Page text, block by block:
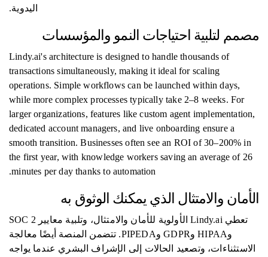
اليدوية.
مصمم لتلبية احتياجات النمو والمؤسسات
Lindy.ai's architecture is designed to handle thousands of
transactions simultaneously, making it ideal for scaling
operations. Simple workflows can be launched within days,
while more complex processes typically take 2–8 weeks. For
larger organizations, features like custom agent implementation,
dedicated account managers, and live onboarding ensure a
smooth transition. Businesses often see an ROI of 30–200% in
the first year, with knowledge workers saving an average of 26
minutes per day thanks to automation.
الأمان والامتثال الذي يمكنك الوثوق به
تعطي Lindy.ai الأولوية للأمان والامتثال، وتلبية معايير SOC 2
وHIPAA وGDPR وPIPEDA. تتضمن المنصة أيضًا معالجة
الاستثناءات، وتصعيد الحالات إلى الإشراف البشري عندما يواجه